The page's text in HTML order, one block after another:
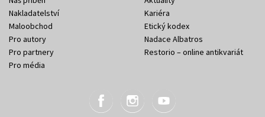
Nakladatelství
Maloobchod
Pro autory
Pro partnery
Pro média
Kariéra
Etický kodex
Nadace Albatros
Restorio – online antikvariát